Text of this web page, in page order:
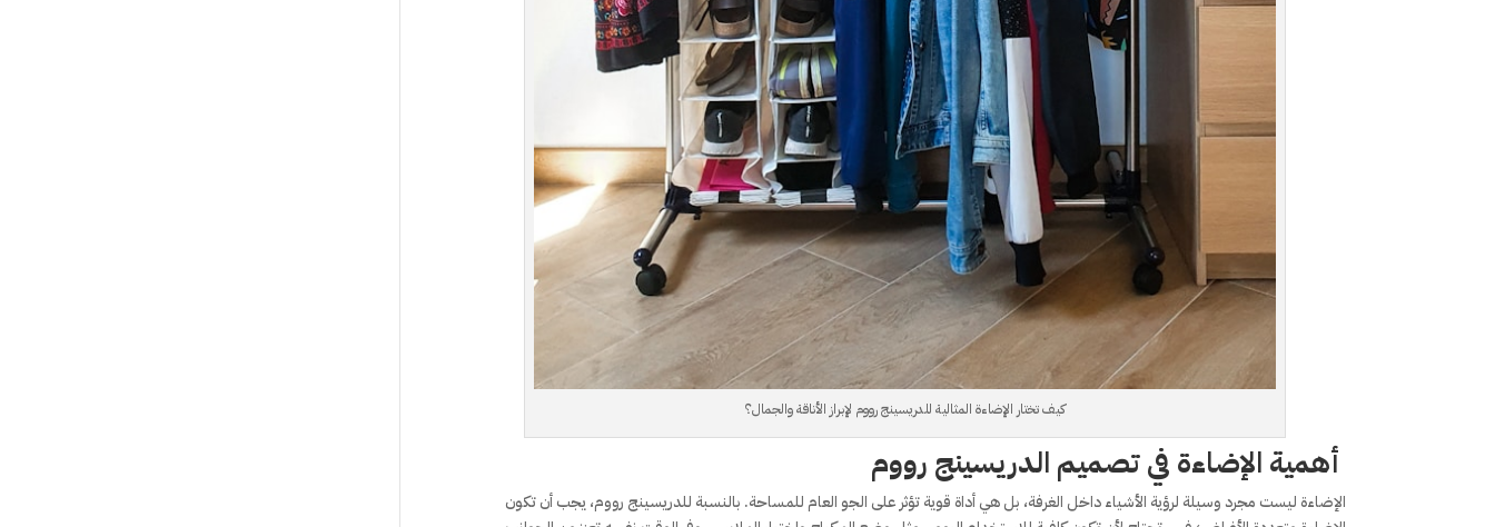
كيف تختار الإضاءة المثالية للدريسينج رووم لإبراز الأناقة والجمال؟
أهمية الإضاءة في تصميم الدريسينج رووم
الإضاءة ليست مجرد وسيلة لرؤية الأشياء داخل الغرفة، بل هي أداة قوية تؤثر على الجو العام للمساحة. بالنسبة للدريسينج رووم، يجب أن تكون